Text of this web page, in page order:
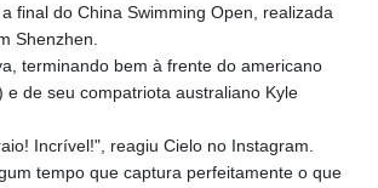
final do China Swimming Open, realizada
Shenzhen.
terminando bem à frente do americano
e de seu compatriota australiano Kyle
Incrível!", reagiu Cielo no Instagram.
tempo que captura perfeitamente o que